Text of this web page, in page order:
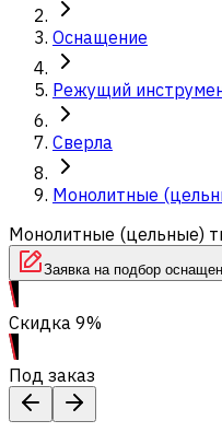
Оснащение
Режущий
Сверла
Монолитные
Монолитные (цельные)
Заявка на подбор
Скидка 9%
Под заказ